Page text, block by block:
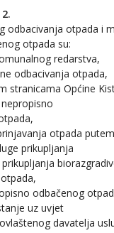
odbacivanja otpada i
otpada su:
redarstva,
odbacivanja otpada,
stranicama Općine
otpada putem
prikupljanja
odbačenog
uz uvjet
davatelja